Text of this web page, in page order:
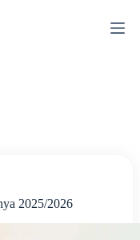
2025/2026